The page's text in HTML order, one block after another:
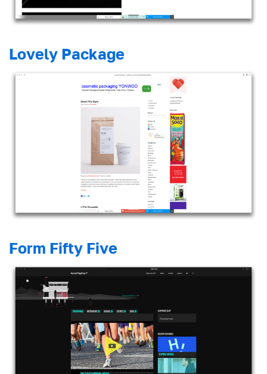
Lovely Package
Form Fifty Five